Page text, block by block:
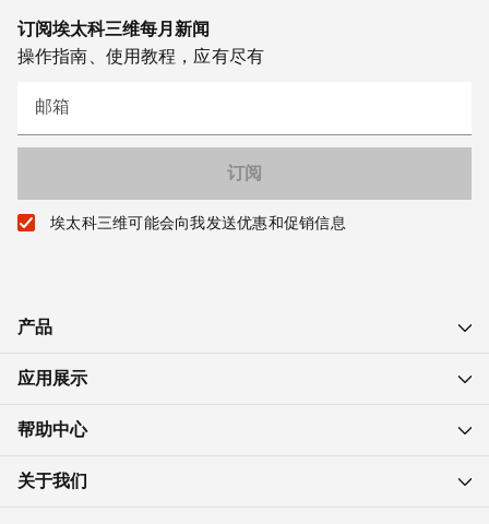
订阅埃太科三维每月新闻
操作指南、使用教程，应有尽有
邮箱
埃太科三维可能会向我发送优惠和促销信息
产品
应用展示
帮助中心
关于我们